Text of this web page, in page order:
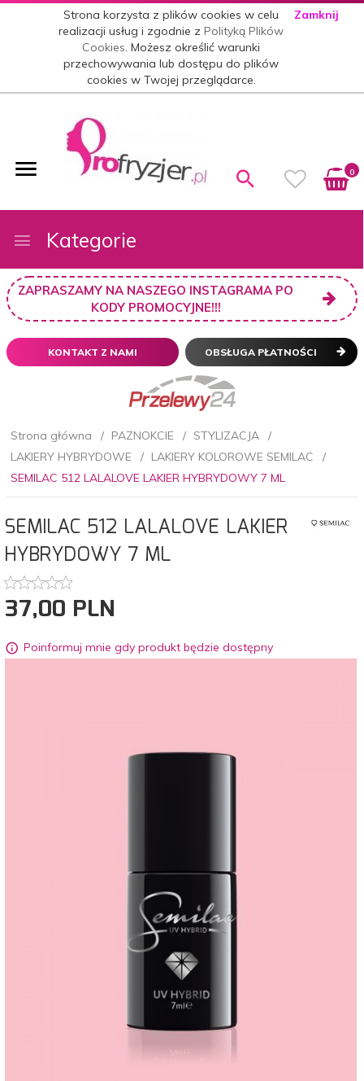
Strona korzysta z plików cookies w celu
realizacji usług i zgodnie zPolityką Plików
Cookies. Możesz określić warunki
przechowywania lub dostępu do plików
cookies w Twojej przeglądarce.
Zamknij
0
Kategorie
ZAPRASZAMY NA NASZEGO INSTAGRAMA PO
KODY PROMOCYJNE!!!
KONTAKT Z NAMI OBSŁUGA PŁATNOŚCI
Strona główna PAZNOKCIE
STYLIZACJA
LAKIERY HYBRYDOWE
LAKIERY KOLOROWE SEMILAC
SEMILAC 512 LALALOVE LAKIER HYBRYDOWY 7 ML
SEMILAC 512 LALALOVE LAKIER
HYBRYDOWY 7 ML
37,00 PLN
Poinformuj mnie gdy produkt będzie dostępny